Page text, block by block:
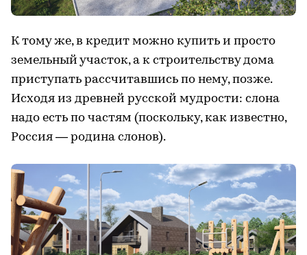
К тому же, в кредит можно купить и просто
земельный участок, а к строительству дома
приступать рассчитавшись по нему, позже.
Исходя из древней русской мудрости: слона
надо есть по частям (поскольку, как известно,
Россия — родина слонов).